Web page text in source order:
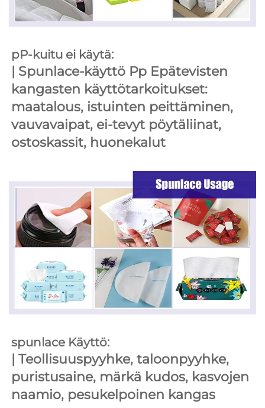
pP-kuitu ei käytä:
| Spunlace-käyttö Pp Epätevisten
kangasten käyttötarkoitukset:
maatalous, istuinten peittäminen,
vauvavaipat, ei-tevyt pöytäliinat,
ostoskassit, huonekalut
spunlace Käyttö:
| Teollisuuspyyhke, taloonpyyhke,
puristusaine, märkä kudos, kasvojen
naamio, pesukelpoinen kangas